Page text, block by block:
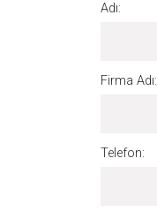
Adı:
Firma Adı:
Telefon: